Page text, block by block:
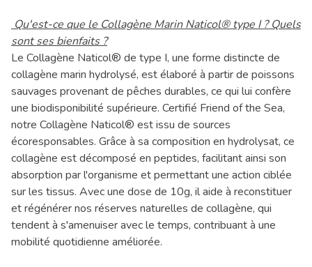
Qu'est-ce que le Collagène Marin Naticol® type I ? Quels
sont ses bienfaits ?
Le Collagène Naticol® de type I, une forme distincte de
collagène marin hydrolysé, est élaboré à partir de poissons
sauvages provenant de pêches durables, ce qui lui confère
une biodisponibilité supérieure. Certifié Friend of the Sea,
notre Collagène Naticol® est issu de sources
écoresponsables. Grâce à sa composition en hydrolysat, ce
collagène est décomposé en peptides, facilitant ainsi son
absorption par l'organisme et permettant une action ciblée
sur les tissus. Avec une dose de 10g, il aide à reconstituer
et régénérer nos réserves naturelles de collagène, qui
tendent à s'amenuiser avec le temps, contribuant à une
mobilité quotidienne améliorée.